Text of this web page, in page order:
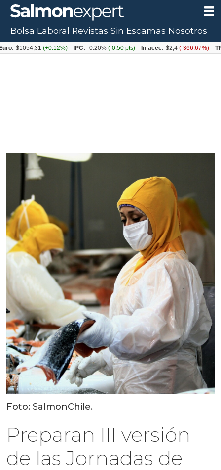
Foto: SalmonChile.
Preparan III versión
de las Jornadas de
Bolsa Laboral Revistas Sin Escamas Nosotros
(+0.12%) IPC: -0.20% (-0.50 pts) Imacec: $2,4(-366.67%) TPM: